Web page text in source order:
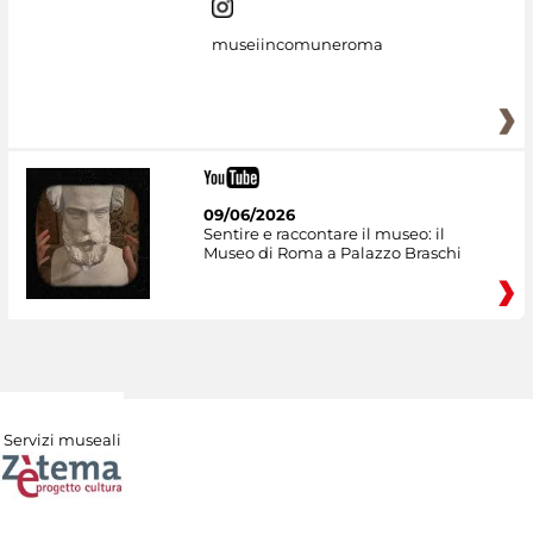
museiincomuneroma
09/06/2026
Sentire e raccontare il museo: il
Museo di Roma a Palazzo Braschi
Servizi museali